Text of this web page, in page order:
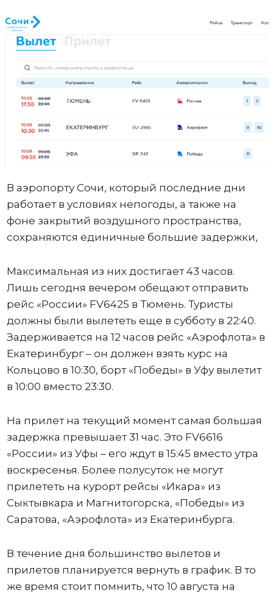
В аэропорту Сочи, который последние дни
работает в условиях непогоды, а также на
фоне закрытий воздушного пространства,
сохраняются единичные большие задержки,
Максимальная из них достигает 43 часов.
Лишь сегодня вечером обещают отправить
рейс «России» FV6425 в Тюмень. Туристы
должны были вылететь еще в субботу в 22:40.
Задерживается на 12 часов рейс «Аэрофлота» в
Екатеринбург – он должен взять курс на
Кольцово в 10:30, борт «Победы» в Уфу вылетит
в 10:00 вместо 23:30.
На прилет на текущий момент самая большая
задержка превышает 31 час. Это FV6616
«России» из Уфы – его ждут в 15:45 вместо утра
воскресенья. Более полусуток не могут
прилететь на курорт рейсы «Икара» из
Сыктывкара и Магнитогорска, «Победы» из
Саратова, «Аэрофлота» из Екатеринбурга.
В течение дня большинство вылетов и
прилетов планируется вернуть в график. В то
же время стоит помнить, что 10 августа на